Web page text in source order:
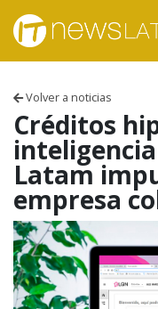
Skip to content
Volver a noticias
Créditos
Latam
empresa